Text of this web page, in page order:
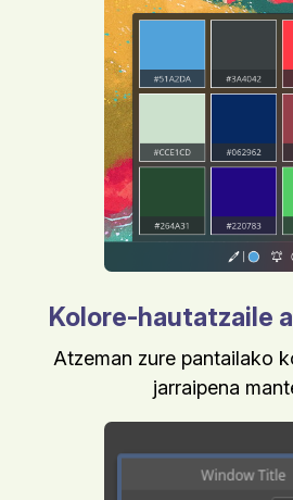
Kolore-hautatzaile
Atzeman zure pantailako
jarraipena